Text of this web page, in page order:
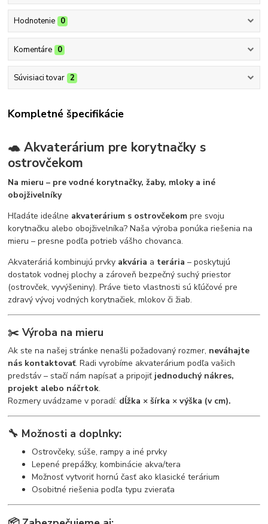
Hodnotenie 0
Komentáre 0
Súvisiaci tovar 2
Kompletné špecifikácie
🐢 Akvaterárium pre korytnačky s
ostrovčekom
Na mieru – pre vodné korytnačky, žaby, mloky a iné
obojživelníky
Hľadáte ideálne akvaterárium s ostrovčekom pre svoju
korytnačku alebo obojživelníka? Naša výroba ponúka riešenia na
mieru – presne podľa potrieb vášho chovanca.
Akvateráriá kombinujú prvky akvária a terária – poskytujú
dostatok vodnej plochy a zároveň bezpečný suchý priestor
(ostrovček, vyvýšeniny). Práve tieto vlastnosti sú kľúčové pre
zdravý vývoj vodných korytnačiek, mlokov či žiab.
✂️Výroba na mieru
Ak ste na našej stránke nenašli požadovaný rozmer, neváhajte
nás kontaktovať. Radi vyrobíme akvaterárium podľa vašich
predstáv – stačí nám napísať a pripojiť jednoduchý nákres,
projekt alebo náčrtok.
Rozmery uvádzame v poradí: dĺžka × šírka × výška (v cm).
🔧 Možnosti a doplnky:
Ostrovčeky, súše, rampy a iné prvky
Lepené prepážky, kombinácie akva/tera
Možnosť vytvoriť hornú časť ako klasické terárium
Osobitné riešenia podľa typu zvieraťa